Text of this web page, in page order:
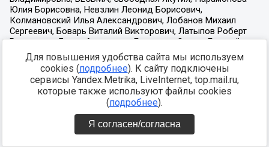
Для повышения удобства сайта мы используем
cookies (подробнее). К сайту подключены
сервисы Yandex.Metrika, LiveInternet, top.mail.ru,
которые также используют файлы cookies
(подробнее).
Я согласен/согласна